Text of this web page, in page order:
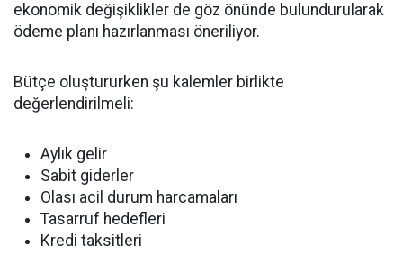
ekonomik değişiklikler de göz önünde bulundurularak
ödeme planı hazırlanması öneriliyor.
Bütçe oluştururken şu kalemler birlikte
değerlendirilmeli:
Aylık gelir
Sabit giderler
Olası acil durum harcamaları
Tasarruf hedefleri
Kredi taksitleri